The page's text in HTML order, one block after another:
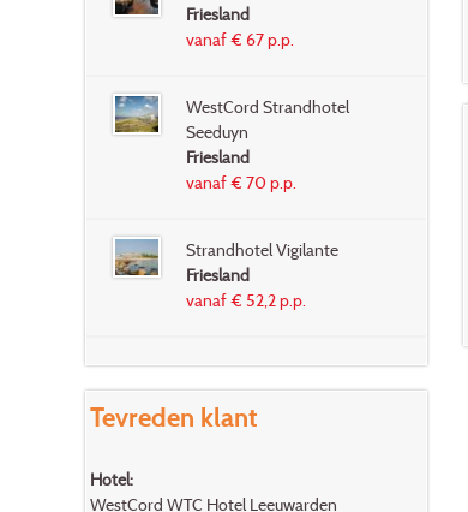
Friesland
vanaf € 67 p.p.
WestCord Strandhotel
Seeduyn
Friesland
vanaf € 70 p.p.
Strandhotel Vigilante
Friesland
vanaf € 52,2 p.p.
Tevreden klant
Hotel:
WestCord WTC Hotel Leeuwarden